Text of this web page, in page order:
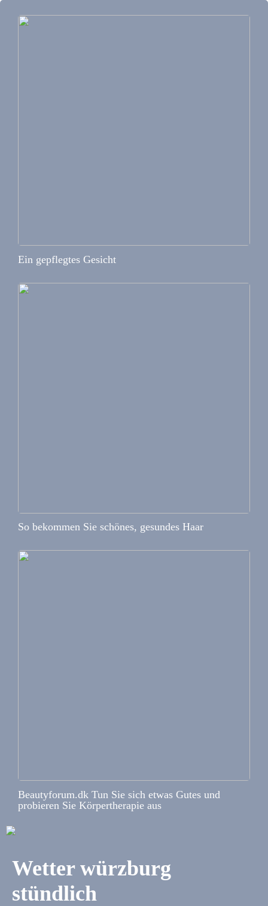
Ein gepflegtes Gesicht
So bekommen Sie schönes, gesundes Haar
Beautyforum.dk Tun Sie sich etwas Gutes und
probieren Sie Körpertherapie aus
Wetter würzburg
stündlich